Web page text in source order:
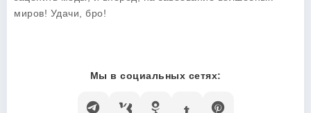
миров! Удачи, бро!
Мы в социальных сетях: